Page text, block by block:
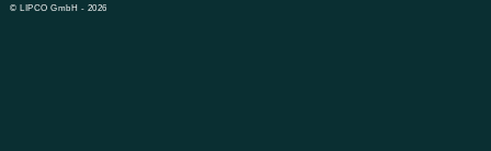
© LIPCO GmbH - 2026